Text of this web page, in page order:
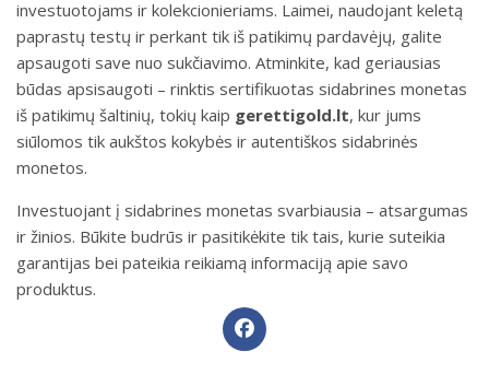
investuotojams ir kolekcionieriams. Laimei, naudojant keletą
paprastų testų ir perkant tik iš patikimų pardavėjų, galite
apsaugoti save nuo sukčiavimo. Atminkite, kad geriausias
būdas apsisaugoti – rinktis sertifikuotas sidabrines monetas
iš patikimų šaltinių, tokių kaip gerettigold.lt, kur jums
siūlomos tik aukštos kokybės ir autentiškos sidabrinės
monetos.
Investuojant į sidabrines monetas svarbiausia – atsargumas
ir žinios. Būkite budrūs ir pasitikėkite tik tais, kurie suteikia
garantijas bei pateikia reikiamą informaciją apie savo
produktus.